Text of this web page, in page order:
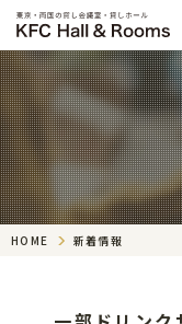
HOME 新着情報